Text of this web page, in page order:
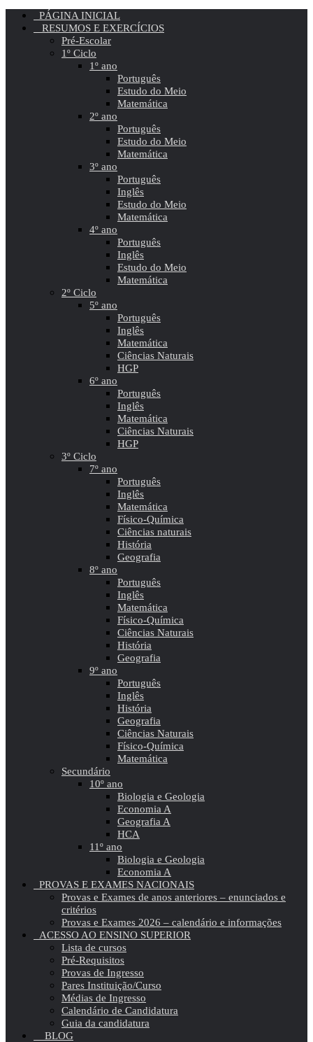
PÁGINA INICIAL
RESUMOS E EXERCÍCIOS
Pré-Escolar
1º Ciclo
1º ano
Português
Estudo do Meio
Matemática
2º ano
Português
Estudo do Meio
Matemática
3º ano
Português
Inglês
Estudo do Meio
Matemática
4º ano
Português
Inglês
Estudo do Meio
Matemática
2º Ciclo
5º ano
Português
Inglês
Matemática
Ciências Naturais
HGP
6º ano
Português
Inglês
Matemática
Ciências Naturais
HGP
3º Ciclo
7º ano
Português
Inglês
Matemática
Físico-Química
Ciências naturais
História
Geografia
8º ano
Português
Inglês
Matemática
Físico-Química
Ciências Naturais
História
Geografia
9º ano
Português
Inglês
História
Geografia
Ciências Naturais
Físico-Química
Matemática
Secundário
10º ano
Biologia e Geologia
Economia A
Geografia A
HCA
11º ano
Biologia e Geologia
Economia A
PROVAS E EXAMES NACIONAIS
Provas e Exames de anos anteriores – enunciados e
critérios
Provas e Exames 2026 – calendário e informações
ACESSO AO ENSINO SUPERIOR
Lista de cursos
Pré-Requisitos
Provas de Ingresso
Pares Instituição/Curso
Médias de Ingresso
Calendário de Candidatura
Guia da candidatura
BLOG